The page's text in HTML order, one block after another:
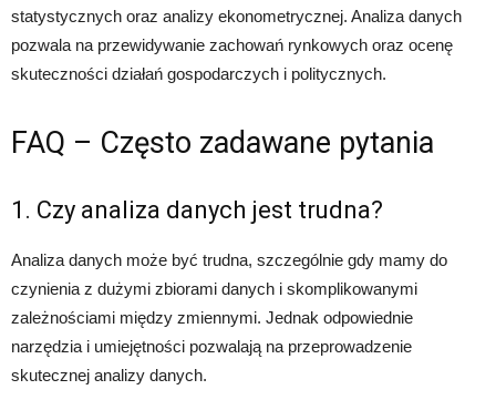
statystycznych oraz analizy ekonometrycznej. Analiza danych
pozwala na przewidywanie zachowań rynkowych oraz ocenę
skuteczności działań gospodarczych i politycznych.
FAQ – Często zadawane pytania
1. Czy analiza danych jest trudna?
Analiza danych może być trudna, szczególnie gdy mamy do
czynienia z dużymi zbiorami danych i skomplikowanymi
zależnościami między zmiennymi. Jednak odpowiednie
narzędzia i umiejętności pozwalają na przeprowadzenie
skutecznej analizy danych.